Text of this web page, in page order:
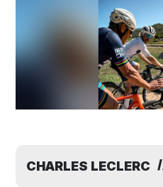
CHARLES LECLERC